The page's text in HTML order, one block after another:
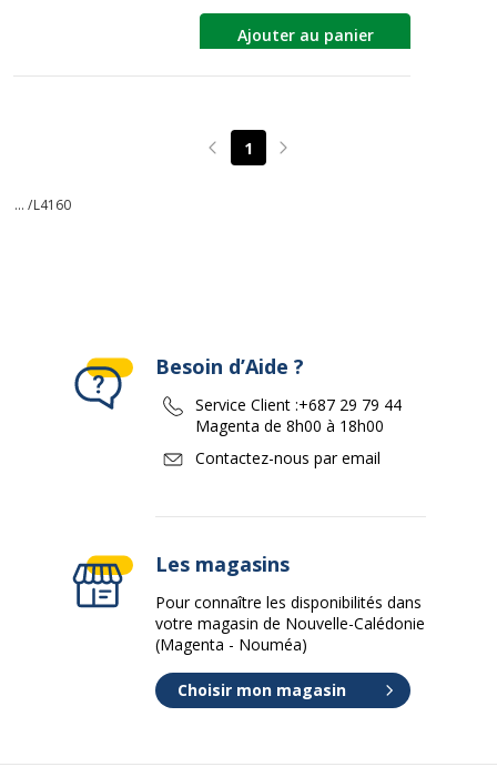
Ajouter au panier
Page précédente
1 Page suivante
... /L4160
Besoin d’Aide ?
Service Client :+687 29 79 44
Magenta de 8h00 à 18h00
Contactez-nous par email
Les magasins
Pour connaître les disponibilités dans
votre magasin de Nouvelle-Calédonie
(Magenta - Nouméa)
Choisir mon magasin